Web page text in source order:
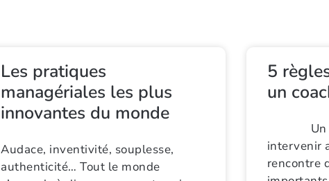
Les pratiques
managériales les plus
innovantes du monde
Audace, inventivité, souplesse,
authenticité… Tout le monde
5
un
Un
intervenir
rencontre